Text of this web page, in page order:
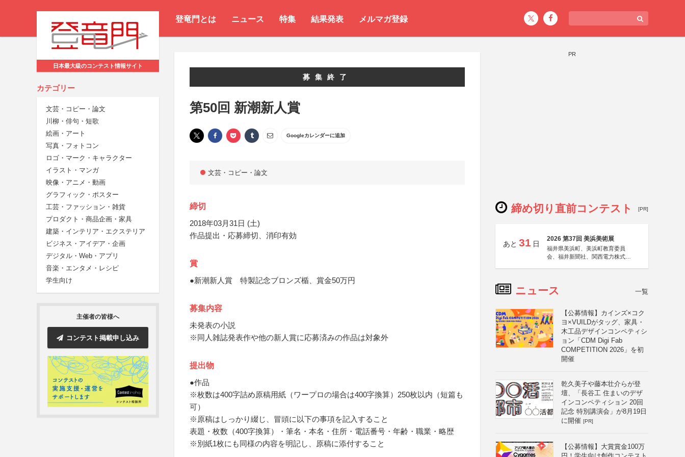
登竜門とは ニュース 特集 結果発表 メルマガ登録
日本最大級のコンテスト情報サイト
カテゴリー
文芸・コピー・論文
川柳・俳句・短歌
絵画・アート
写真・フォトコン
ロゴ・マーク・キャラクター
イラスト・マンガ
映像・アニメ・動画
グラフィック・ポスター
工芸・ファッション・雑貨
プロダクト・商品企画・家具
建築・インテリア・エクステリア
ビジネス・アイデア・企画
デジタル・Web・アプリ
音楽・エンタメ・レシピ
学生向け
主催者の皆様へ
コンテスト掲載申し込み
募集終了
第50回 新潮新人賞
Googleカレンダーに追加
文芸・コピー・論文
締切
2018年03月31日 (土)
作品提出・応募締切、消印有効
賞
●新潮新人賞 特製記念ブロンズ楯、賞金50万円
募集内容
未発表の小説
※同人雑誌発表作や他の新人賞に応募済みの作品は対象外
提出物
●作品
※枚数は400字詰め原稿用紙（ワープロの場合は400字換算）250枚以内（短篇も
可）
※原稿はしっかり綴じ、冒頭に以下の事項を記入すること
表題・枚数（400字換算）・筆名・本名・住所・電話番号・年齢・職業・略歴
※別紙1枚にも同様の内容を明記し、原稿に添付すること
PR
締め切り直前コンテスト [PR]
あと 31 日
2026 第37回 美浜美術展
福井県美浜町、美浜町教育委員
会、福井新聞社、関西電力株式会
ニュース 一覧
【公募情報】カインズ×コク
ヨ×VUILDがタッグ、家具・
木工品デザインコンペティシ
ョン「CDM Digi Fab
COMPETITION 2026」を初
開催
乾久美子や藤本壮介らが登
壇、「長谷工 住まいのデザ
インコンペティション 20回
記念 特別講演会」が8月19日
に開催 [PR]
【公募情報】大賞賞金100万